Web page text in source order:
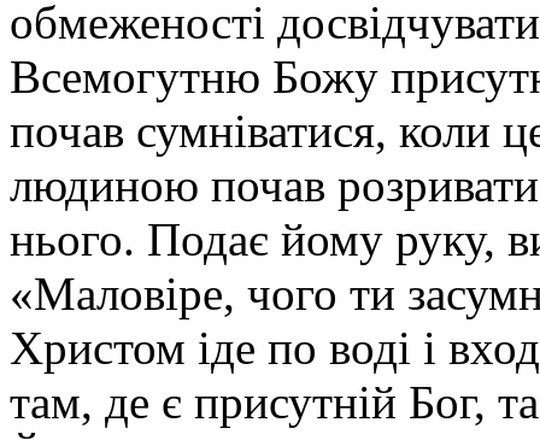
обмеженості
Всемогутню Божу
почав сумніватися, коли
людиною почав
нього. Подає йому руку,
«Маловіре, чого ти
Христом іде по воді і
там, де є присутній Бог,